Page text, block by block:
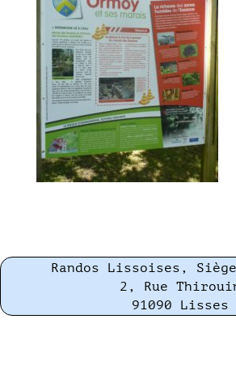
Randos Lissoises,
2, Rue
91090 Lisses